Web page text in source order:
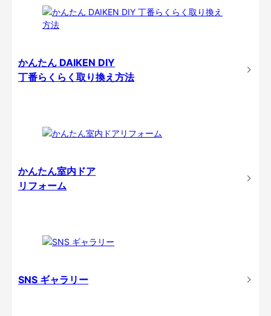
かんたん DAIKEN DIY
丁番らくらく取り換え方法
かんたん室内ドア
リフォーム
SNS ギャラリー